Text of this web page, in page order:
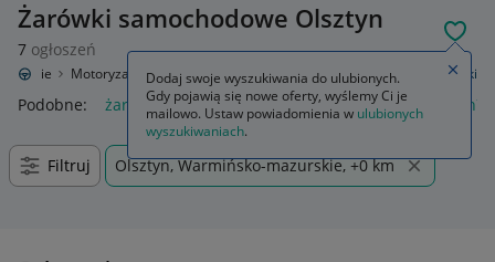
Żarówki samochodowe Olsztyn
7 ogłoszeń
Motoryzacja Wyposażenie i akcesoria samochodowe Żarówki
Podobne: żarówki żarówki h7 led żarówki led żarówki h7
Filtruj Olsztyn, Warmińsko-mazurskie, +0 km
Dodaj swoje wyszukiwania do ulubionych.
Gdy pojawią się nowe oferty, wyślemy Ci je
mailowo. Ustaw powiadomienia w ulubionych
wyszukiwaniach.